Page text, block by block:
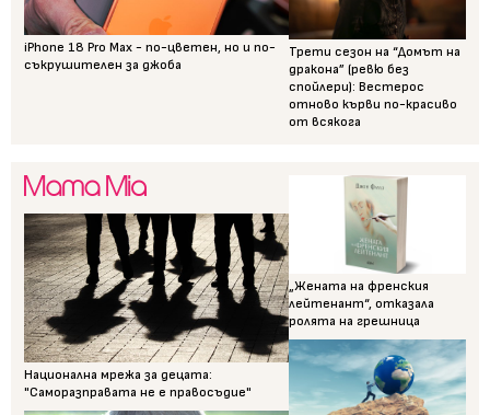
iPhone 18 Pro Max - по-цветен, но и по-
съкрушителен за джоба
Трети сезон на “Домът на
дракона” (ревю без
спойлери): Вестерос
отново кърви по-красиво
от всякога
Национална мрежа за децата:
"Саморазправата не е правосъдие"
„Жената на френския
лейтенант“, отказала
ролята на грешница